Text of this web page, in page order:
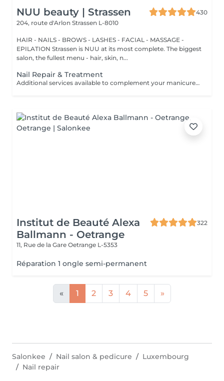
NUU beauty | Strassen
430
204, route d'Arlon Strassen L-8010
HAIR - NAILS - BROWS - LASHES - FACIAL - MASSAGE -
EPILATION Strassen is NUU at its most complete. The biggest
salon, the fullest menu - hair, skin, n...
Nail Repair & Treatment
Additional services available to complement your manicure or as standalone treatments. Nail Repair per nail (during service) Minor repair of a single nail (small crack, local damage or broken nail). This option can be added multiple times if more than one nail requires repair. Charged at 3€ per nail for Manicure with Gel Polish services. Nail Repair per nail (walk-in) Repair of one nail without manicure or polish application. Suitable for clients booking a repair only. Onycholysis Treatment per nail Targeted care for nails affected by onycholysis. Performed without polish to support healthy nail recovery. IBX Nail Repair System Professional nail treatment designed to strengthen and restore natural nails. Can be booked alone or combined with gel removal for deeper repair. Gel Polish Removal Gentle and careful removal of gel polish.
Institut de Beauté Alexa
Ballmann - Oetrange
322
11, Rue de la Gare Oetrange L-5353
Réparation 1 ongle semi-permanent
« 1 2 3 4 5 »
Salonkee Nail salon & pedicure
Luxembourg
Nail repair